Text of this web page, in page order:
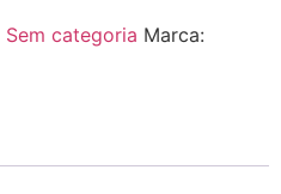
Sem categoria Marca: